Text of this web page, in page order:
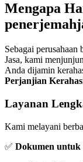
Mengapa
Sebagai
Jasa, kami
Anda dijamin
Perjanjian
Layanan
Kami melayani
✅ Dokumen untuk